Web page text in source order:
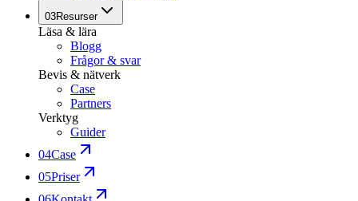
03Resurser
Läsa & lära
Blogg
Frågor & svar
Bevis & nätverk
Case
Partners
Verktyg
Guider
04Case
05Priser